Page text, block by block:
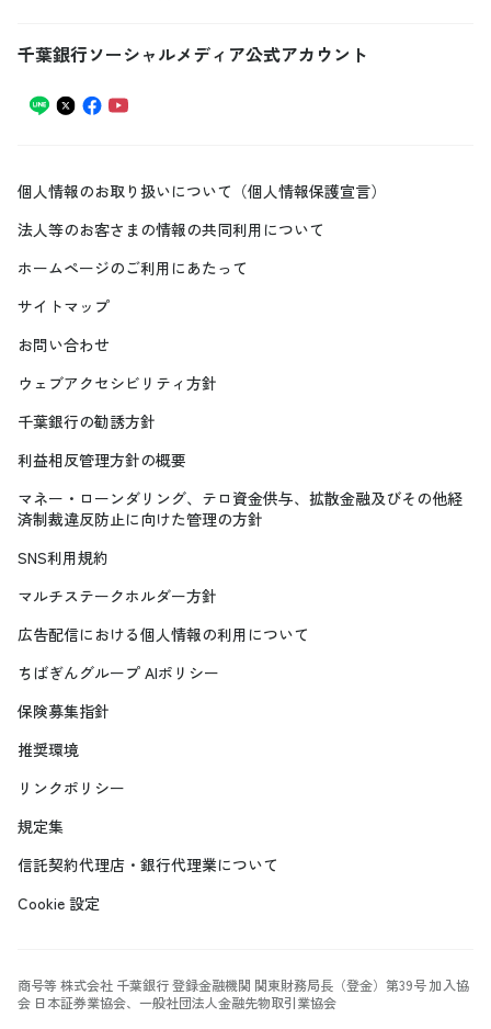
千葉銀行ソーシャルメディア公式アカウント
個人情報のお取り扱いについて（個人情報保護宣言）
法人等のお客さまの情報の共同利用について
ホームページのご利用にあたって
サイトマップ
お問い合わせ
ウェブアクセシビリティ方針
千葉銀行の勧誘方針
利益相反管理方針の概要
マネー・ローンダリング、テロ資金供与、拡散金融及びその他経
済制裁違反防止に向けた管理の方針
SNS利用規約
マルチステークホルダー方針
広告配信における個人情報の利用について
ちばぎんグループ AIポリシー
保険募集指針
推奨環境
リンクポリシー
規定集
信託契約代理店・銀行代理業について
Cookie 設定
商号等 株式会社 千葉銀行 登録金融機関 関東財務局長（登金）第39号 加入協
会 日本証券業協会、一般社団法人金融先物取引業協会